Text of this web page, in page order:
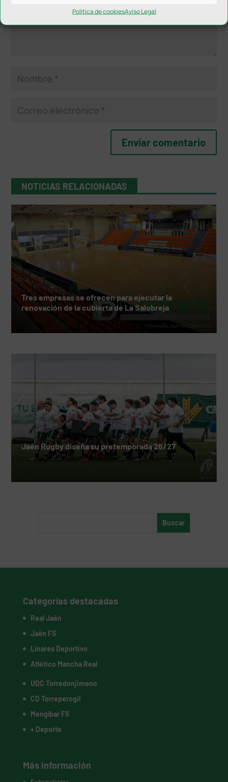
Política de cookiesAviso Legal
NOTICIAS RELACIONADAS
Tres empresas se ofrecen para ejecutar la
renovación de la cubierta de La Salobreja
Jaén Rugby diseña su pretemporada 26/27
Categorías destacadas
Real Jaén
Jaén FS
Linares Deportivo
Atlético Mancha Real
UDC Torredonjimeno
CD Torreperogil
Mengíbar FS
+ Deporte
Más información